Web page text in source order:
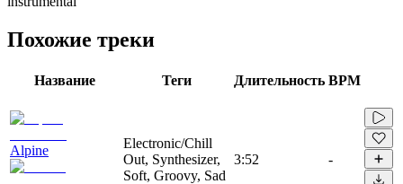
Похожие треки
Название Теги Длительность BPM
Alpine
Electronic/Chill
Out, Synthesizer,
Soft, Groovy, Sad
3:52 -